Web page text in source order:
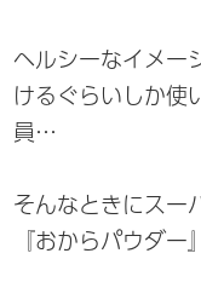
ヘルシーなイメー
けるぐらいしか使
員…
そんなときにスー
『おからパウダー